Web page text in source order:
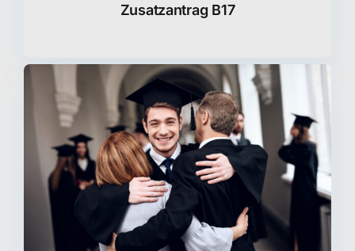
Zusatzantrag B17